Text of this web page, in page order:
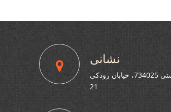
نشانی
شهر دوشنبه، کد پستی 734025، خیابان رودکی
21